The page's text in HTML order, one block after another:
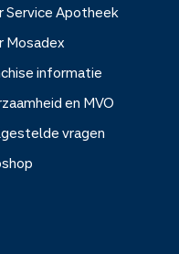
Service Apotheek
Mosadex
informatie
en MVO
vragen